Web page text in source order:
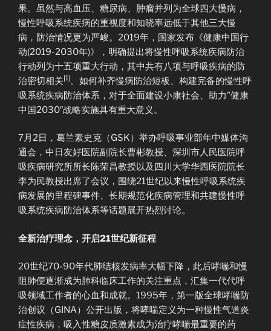
果。虽然与高血压、糖尿病、肿瘤并列为全球四大慢病，
慢性呼吸系统疾病的重视度和知晓率远低于其他三大慢
病，防治情况更为严峻。2019年，国家发布《健康中国行
动(2019-2030年)》，明确提出将慢性呼吸系统疾病防治
行动列为十五项重大行动，其中共有八项与呼吸疾病的防
治密切相关[1]。如何补齐慢病防治短板、构建完备的慢性呼
吸系统疾病防治体系，对于全面建设小康社会、助力”健康
中国2030″战略实施具有重大意义。
7月2日，葛兰素史克（GSK）举办呼吸事业部年中媒体沟
通会，中日友好医院副院长曹彬教授、深圳市人民医院呼
吸疾病研究所所长陈荣昌教授以及四川大学华西医院院长
李为民教授出席了会议，围绕21世纪以来慢性呼吸系统疾
病发展的里程碑事件、长期规范化疾病管理和共建慢性呼
吸系统疾病防治体系等话题展开热烈讨论。
全新治疗理念，开启21世纪新征程
20世纪70-90年代肺结核发病率大幅下降，此后哮喘和慢
阻肺便逐渐成为肺科临床工作的关注重点，汇集一代代呼
吸领域工作者的心血和成就。1995年，第一版全球哮喘防
治创议（GINA）公开出版，将哮喘定义为一种慢性气道炎
症性疾病，吸入性糖皮质激素成为治疗哮喘最重要的药